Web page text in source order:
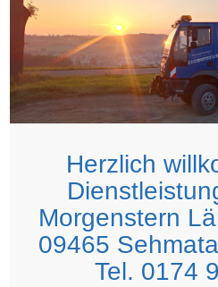
Herzlich
Morgenstern
09465
Tel. 0174